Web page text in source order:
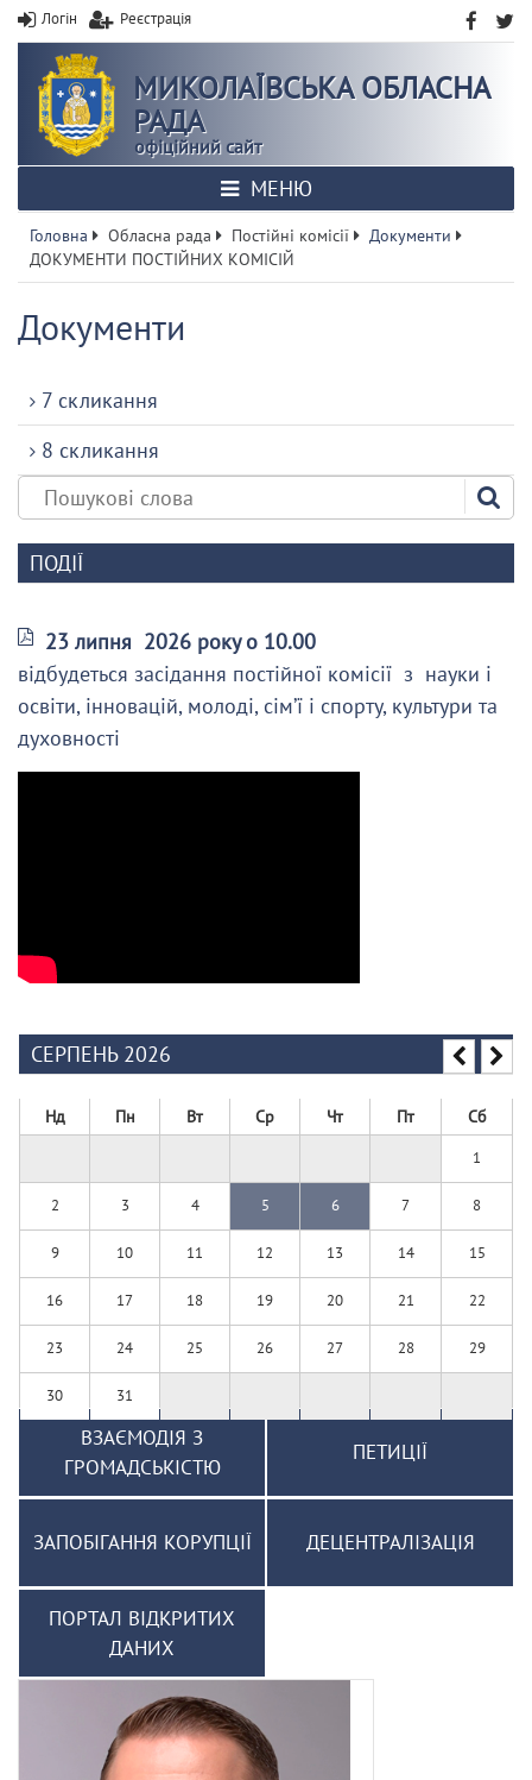
Логін Реєстрація
МИКОЛАЇВСЬКА ОБЛАСНА
РАДА
офіційний сайт
МЕНЮ
Головна Обласна рада Постійні комісії
Документи
ДОКУМЕНТИ ПОСТІЙНИХ КОМІСІЙ
Документи
7 скликання
8 скликання
ПОДІЇ
23 липня 2026 року о 10.00
відбудеться засідання постійної комісії з науки і
освіти, інновацій, молоді, сім’ї і спорту, культури та
духовності
СЕРПЕНЬ 2026
Нд Пн Вт Ср Чт Пт Сб
1
2 3 4 5 6 7 8
9 10 11 12 13 14 15
16 17 18 19 20 21 22
23 24 25 26 27 28 29
30 31
ВЗАЄМОДІЯ З
ГРОМАДСЬКІСТЮ
ПЕТИЦІЇ
ЗАПОБІГАННЯ КОРУПЦІЇ ДЕЦЕНТРАЛІЗАЦІЯ
ПОРТАЛ ВІДКРИТИХ
ДАНИХ